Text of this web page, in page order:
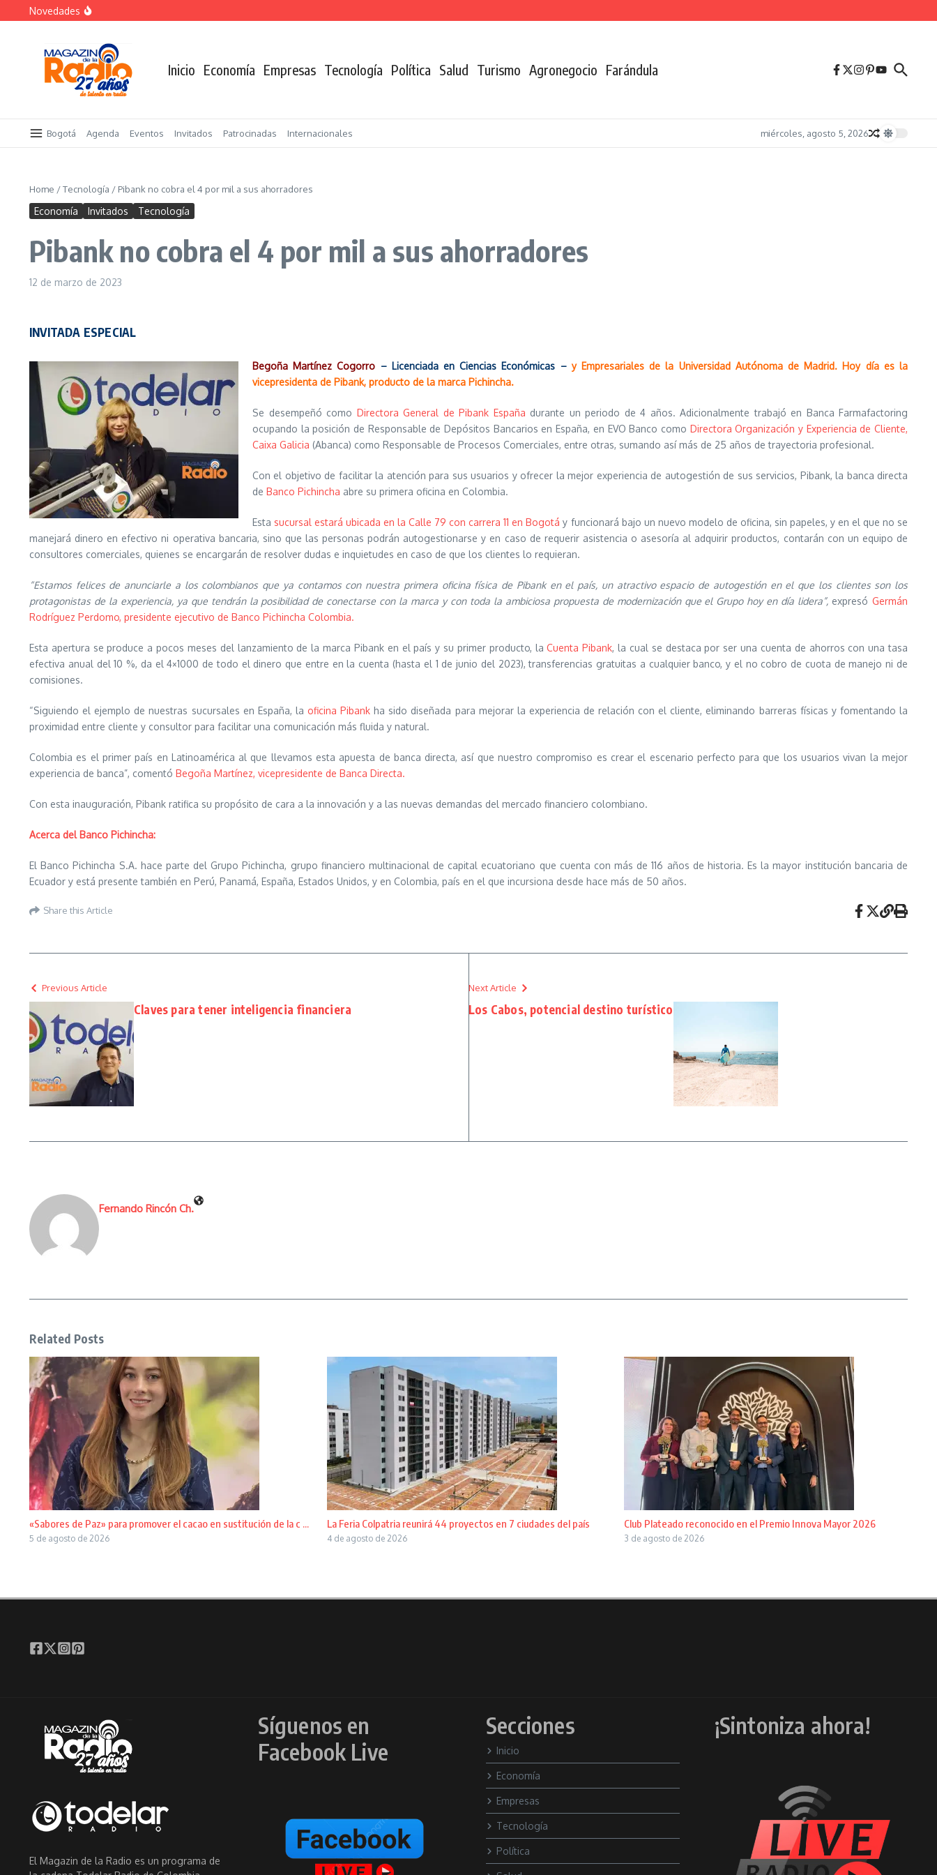
Saltar al contenido
Novedades
A sus 85 años se apaga la risa de Alfonso Lizarazo
Inicio Economía Empresas Tecnología Política Salud Turismo Agronegocio Farándula
Bogotá Agenda Eventos Invitados Patrocinadas Internacionales miércoles, agosto 5, 2026
Home /Tecnología / Pibank no cobra el 4 por mil a sus ahorradores
Economía Invitados Tecnología
Pibank no cobra el 4 por mil a sus ahorradores
12 de marzo de 2023
INVITADA ESPECIAL
Begoña Martínez Cogorro – Licenciada en Ciencias Económicas – y Empresariales de la Universidad Autónoma de Madrid. Hoy día es la
vicepresidenta de Pibank, producto de la marca Pichincha.
Se desempeñó como Directora General de Pibank España durante un periodo de 4 años. Adicionalmente trabajó en Banca Farmafactoring
ocupando la posición de Responsable de Depósitos Bancarios en España, en EVO Banco como Directora Organización y Experiencia de Cliente,
Caixa Galicia (Abanca) como Responsable de Procesos Comerciales, entre otras, sumando así más de 25 años de trayectoria profesional.
Con el objetivo de facilitar la atención para sus usuarios y ofrecer la mejor experiencia de autogestión de sus servicios, Pibank, la banca directa
de Banco Pichincha abre su primera oficina en Colombia.
Esta sucursal estará ubicada en la Calle 79 con carrera 11 en Bogotá y funcionará bajo un nuevo modelo de oficina, sin papeles, y en el que no se
manejará dinero en efectivo ni operativa bancaria, sino que las personas podrán autogestionarse y en caso de requerir asistencia o asesoría al adquirir productos, contarán con un equipo de
consultores comerciales, quienes se encargarán de resolver dudas e inquietudes en caso de que los clientes lo requieran.
“Estamos felices de anunciarle a los colombianos que ya contamos con nuestra primera oficina física de Pibank en el país, un atractivo espacio de autogestión en el que los clientes son los
protagonistas de la experiencia, ya que tendrán la posibilidad de conectarse con la marca y con toda la ambiciosa propuesta de modernización que el Grupo hoy en día lidera”, expresóGermán
Rodríguez Perdomo, presidente ejecutivo de Banco Pichincha Colombia.
Esta apertura se produce a pocos meses del lanzamiento de la marca Pibank en el país y su primer producto, la Cuenta Pibank, la cual se destaca por ser una cuenta de ahorros con una tasa
efectiva anual del 10 %, da el 4×1000 de todo el dinero que entre en la cuenta (hasta el 1 de junio del 2023), transferencias gratuitas a cualquier banco, y el no cobro de cuota de manejo ni de
comisiones.
“Siguiendo el ejemplo de nuestras sucursales en España, la oficina Pibank ha sido diseñada para mejorar la experiencia de relación con el cliente, eliminando barreras físicas y fomentando la
proximidad entre cliente y consultor para facilitar una comunicación más fluida y natural.
Colombia es el primer país en Latinoamérica al que llevamos esta apuesta de banca directa, así que nuestro compromiso es crear el escenario perfecto para que los usuarios vivan la mejor
experiencia de banca”, comentó Begoña Martínez, vicepresidente de Banca Directa.
Con esta inauguración, Pibank ratifica su propósito de cara a la innovación y a las nuevas demandas del mercado financiero colombiano.
Acerca del Banco Pichincha:
El Banco Pichincha S.A. hace parte del Grupo Pichincha, grupo financiero multinacional de capital ecuatoriano que cuenta con más de 116 años de historia. Es la mayor institución bancaria de
Ecuador y está presente también en Perú, Panamá, España, Estados Unidos, y en Colombia, país en el que incursiona desde hace más de 50 años.
Share this Article
Previous Article
Claves para tener inteligencia financiera
Next Article
Los Cabos, potencial destino turístico
Fernando Rincón Ch.
Related Posts
«Sabores de Paz» para promover el cacao en sustitución de la c ...
5 de agosto de 2026
La Feria Colpatria reunirá 44 proyectos en 7 ciudades del país
4 de agosto de 2026
Club Plateado reconocido en el Premio Innova Mayor 2026
3 de agosto de 2026
El Magazin de la Radio es un programa de
Síguenos en
Facebook Live
Secciones
Inicio
Economía
Empresas
Tecnología
Política
¡Sintoniza ahora!